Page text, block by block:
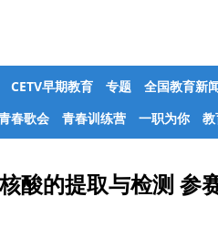
CETV早期教育 专题 全国教育新
春歌会 青春训练营 一职为你
酸的提取与检测 参